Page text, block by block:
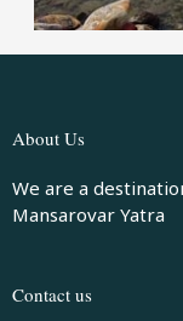
About Us
We are a
Mansarovar Yatra
Contact us